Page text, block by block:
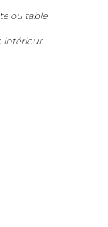
ou table
intérieur